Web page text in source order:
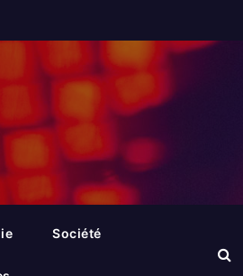
Société